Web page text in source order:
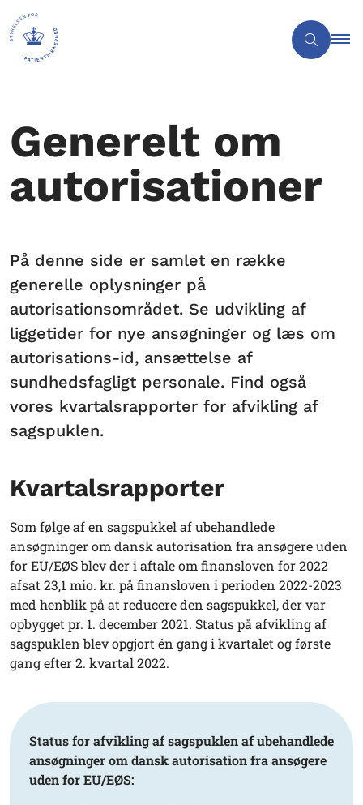
Generelt om
autorisationer
På denne side er samlet en række
generelle oplysninger på
autorisationsområdet. Se udvikling af
liggetider for nye ansøgninger og læs om
autorisations-id, ansættelse af
sundhedsfagligt personale. Find også
vores kvartalsrapporter for afvikling af
sagspuklen.
Kvartalsrapporter
Som følge af en sagspukkel af ubehandlede
ansøgninger om dansk autorisation fra ansøgere uden
for EU/EØS blev der i aftale om finansloven for 2022
afsat 23,1 mio. kr. på finansloven i perioden 2022-2023
med henblik på at reducere den sagspukkel, der var
opbygget pr. 1. december 2021. Status på afvikling af
sagspuklen blev opgjort én gang i kvartalet og første
gang efter 2. kvartal 2022.
Status for afvikling af sagspuklen af ubehandlede
ansøgninger om dansk autorisation fra ansøgere
uden for EU/EØS: